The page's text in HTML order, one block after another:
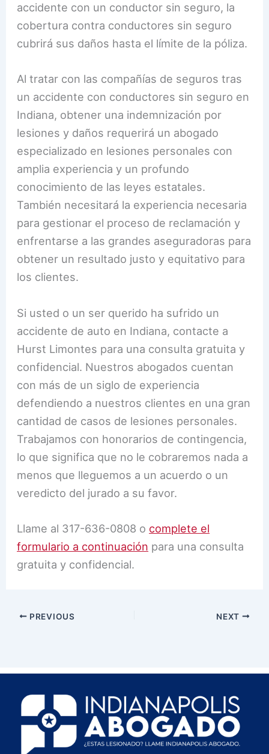
accidente con un conductor sin seguro, la
cobertura contra conductores sin seguro
cubrirá sus daños hasta el límite de la póliza.
Al tratar con las compañías de seguros tras
un accidente con conductores sin seguro en
Indiana, obtener una indemnización por
lesiones y daños requerirá un abogado
especializado en lesiones personales con
amplia experiencia y un profundo
conocimiento de las leyes estatales.
También necesitará la experiencia necesaria
para gestionar el proceso de reclamación y
enfrentarse a las grandes aseguradoras para
obtener un resultado justo y equitativo para
los clientes.
Si usted o un ser querido ha sufrido un
accidente de auto en Indiana, contacte a
Hurst Limontes para una consulta gratuita y
confidencial. Nuestros abogados cuentan
con más de un siglo de experiencia
defendiendo a nuestros clientes en una gran
cantidad de casos de lesiones personales.
Trabajamos con honorarios de contingencia,
lo que significa que no le cobraremos nada a
menos que lleguemos a un acuerdo o un
veredicto del jurado a su favor.
Llame al 317-636-0808 o complete el
formulario a continuación para una consulta
gratuita y confidencial.
PREVIOUS NEXT